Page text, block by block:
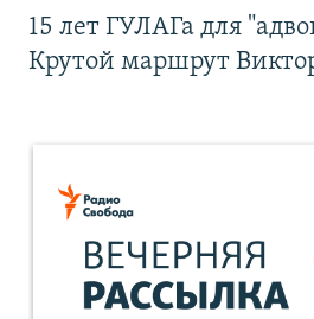
15 лет ГУЛАГа для
Крутой маршрут